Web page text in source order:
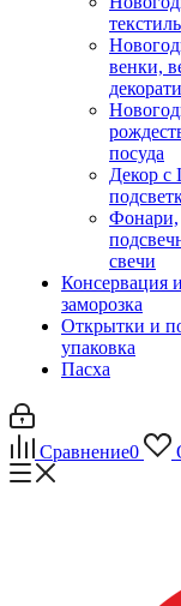
текстиль
венки,
посуда
Декор с
Фонари,
свечи
Консервация и
заморозка
Открытки и
упаковка
Пасха
Сравнение0